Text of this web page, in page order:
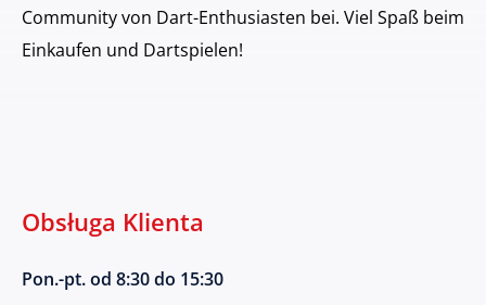
Community von Dart-Enthusiasten bei. Viel Spaß beim
Einkaufen und Dartspielen!
Obsługa Klienta
Pon.-pt. od 8:30 do 15:30